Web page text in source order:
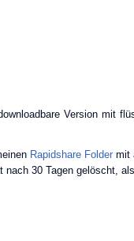
Version mit
Rapidshare Foldermit
nach 30 Tagen gelöscht,